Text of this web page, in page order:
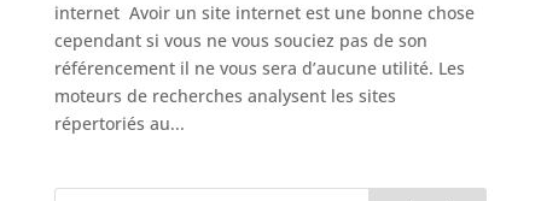
internet Avoir un site internet est une bonne chose
cependant si vous ne vous souciez pas de son
référencement il ne vous sera d’aucune utilité. Les
moteurs de recherches analysent les sites
répertoriés au...